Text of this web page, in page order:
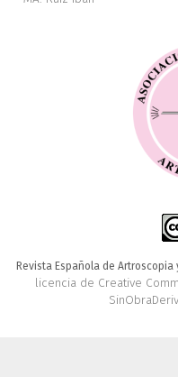
Revista Española de
licencia de Creative